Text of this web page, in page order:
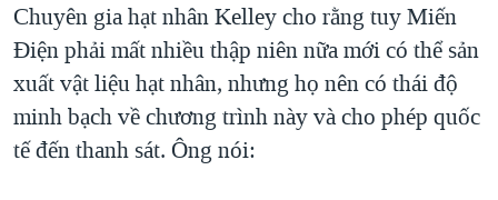
Chuyên gia hạt nhân Kelley cho rằng tuy Miến
Điện phải mất nhiều thập niên nữa mới có thể sản
xuất vật liệu hạt nhân, nhưng họ nên có thái độ
minh bạch về chương trình này và cho phép quốc
tế đến thanh sát. Ông nói: